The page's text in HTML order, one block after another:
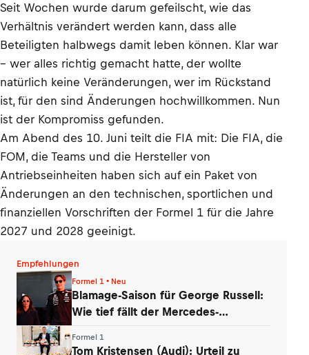
Seit Wochen wurde darum gefeilscht, wie das
Verhältnis verändert werden kann, dass alle
Beteiligten halbwegs damit leben können. Klar war
– wer alles richtig gemacht hatte, der wollte
natürlich keine Veränderungen, wer im Rückstand
ist, für den sind Änderungen hochwillkommen. Nun
ist der Kompromiss gefunden.
Am Abend des 10. Juni teilt die FIA mit: Die FIA, die
FOM, die Teams und die Hersteller von
Antriebseinheiten haben sich auf ein Paket von
Änderungen an den technischen, sportlichen und
finanziellen Vorschriften der Formel 1 für die Jahre
2027 und 2028 geeinigt.
Empfehlungen
Formel 1 • Neu
Blamage-Saison für George Russell:
Wie tief fällt der Mercedes-
Formel 1
Tom Kristensen (Audi): Urteil zu